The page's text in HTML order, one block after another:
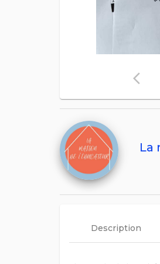
arrow_back_ios
La
Description